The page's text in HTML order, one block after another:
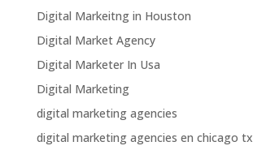
Digital Markeitng in Houston
Digital Market Agency
Digital Marketer In Usa
Digital Marketing
digital marketing agencies
digital marketing agencies en chicago tx